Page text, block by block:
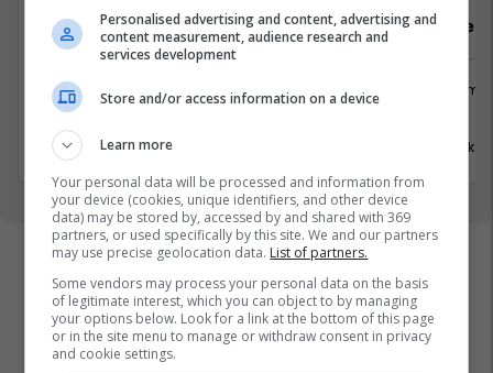
Sektorist/e
Logjistikë
Suharekë
17 Korrik 2026
Arkatar/e
17 Korrik
Personalised advertising and content, advertising and
content measurement, audience research and
services development
Store and/or access information on a device
Learn more
Your personal data will be processed and information from
your device (cookies, unique identifiers, and other device
data) may be stored by, accessed by and shared with 369
partners, or used specifically by this site. We and our partners
may use precise geolocation data. List of partners.
Some vendors may process your personal data on the basis
of legitimate interest, which you can object to by managing
your options below. Look for a link at the bottom of this page
or in the site menu to manage or withdraw consent in privacy
and cookie settings.